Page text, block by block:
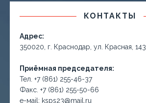
КОНТАКТЫ
Адрес:
350020, г. Краснодар, ул. Красная, 143
Приёмная председателя:
Тел. +7 (861) 255-46-37
Факс. +7 (861) 255-50-66
е-маil: ksps23@mail.ru